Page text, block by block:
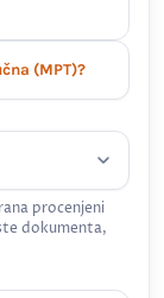
(MPT)?
procenjeni
dokumenta,